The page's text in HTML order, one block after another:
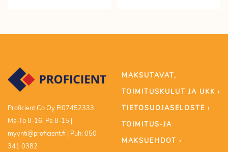
Proficient Co Oy FI07452333
Ma-To 8-16, Pe 8-15 |
myynti@proficient.fi | Puh: 050
341 0382
MAKSUTAVAT,
TOIMITUSKULUT JA UKK ›
TIETOSUOJASELOSTE ›
TOIMITUS-JA
MAKSUEHDOT ›